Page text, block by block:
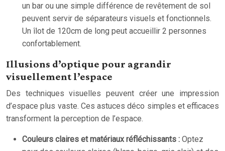
un bar ou une simple différence de revêtement de sol
peuvent servir de séparateurs visuels et fonctionnels.
Un îlot de 120cm de long peut accueillir 2 personnes
confortablement.
Illusions d’optique pour agrandir
visuellement l’espace
Des techniques visuelles peuvent créer une impression
d’espace plus vaste. Ces astuces déco simples et efficaces
transforment la perception de l’espace.
Couleurs claires et matériaux réfléchissants : Optez